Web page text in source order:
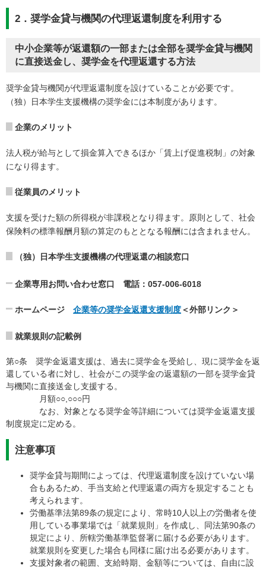
2．奨学金貸与機関の代理返還制度を利用する
中小企業等が返還額の一部または全部を奨学金貸与機関
に直接送金し、奨学金を代理返還する方法
奨学金貸与機関が代理返還制度を設けていることが必要です。
（独）日本学生支援機構の奨学金には本制度があります。
企業のメリット
法人税が給与として損金算入できるほか「賃上げ促進税制」の対象
になり得ます。
従業員のメリット
支援を受けた額の所得税が非課税となり得ます。原則として、社会
保険料の標準報酬月額の算定のもととなる報酬には含まれません。
（独）日本学生支援機構の代理返還の相談窓口
企業専用お問い合わせ窓口 電話：057-006-6018
ホームページ 企業等の奨学金返還支援制度＜外部リンク＞
就業規則の記載例
第○条 奨学金返還支援は、過去に奨学金を受給し、現に奨学金を返
還している者に対し、社会がこの奨学金の返還額の一部を奨学金貸
与機関に直接送金し支援する。
月額○○,○○○円
なお、対象となる奨学金等詳細については奨学金返還支援
制度規定に定める。
注意事項
奨学金貸与期間によっては、代理返還制度を設けていない場
合もあるため、手当支給と代理返還の両方を規定することも
考えられます。
労働基準法第89条の規定により、常時10人以上の労働者を使
用している事業場では「就業規則」を作成し、同法第90条の
規定により、所轄労働基準監督署に届ける必要があります。
就業規則を変更した場合も同様に届け出る必要があります。
支援対象者の範囲、支給時期、金額等については、自由に設